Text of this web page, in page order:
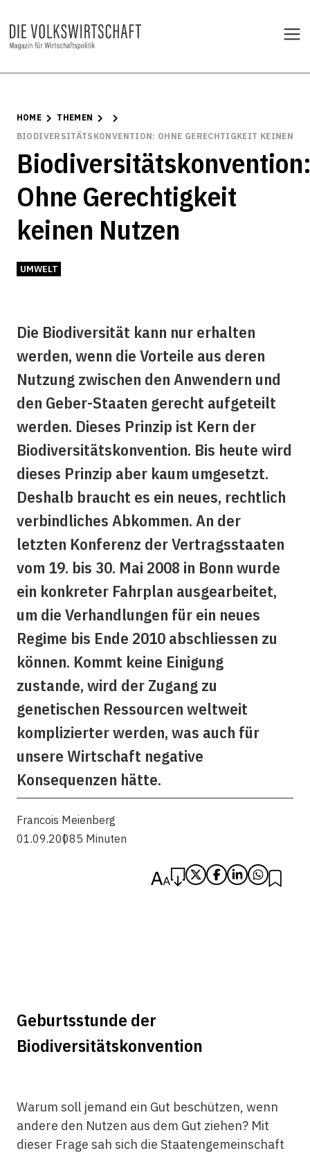
HOME
THEMEN
BIODIVERSITÄTSKONVENTION: OHNE GERECHTIGKEIT KEINEN
Ohne Gerechtigkeit
keinen Nutzen
UMWELT
Die Biodiversität kann nur erhalten
werden, wenn die Vorteile aus deren
Nutzung zwischen den Anwendern und
den Geber-Staaten gerecht aufgeteilt
werden. Dieses Prinzip ist Kern der
Biodiversitätskonvention. Bis heute wird
dieses Prinzip aber kaum umgesetzt.
Deshalb braucht es ein neues, rechtlich
verbindliches Abkommen. An der
letzten Konferenz der Vertragsstaaten
vom 19. bis 30. Mai 2008 in Bonn wurde
ein konkreter Fahrplan ausgearbeitet,
um die Verhandlungen für ein neues
Regime bis Ende 2010 abschliessen zu
können. Kommt keine Einigung
zustande, wird der Zugang zu
genetischen Ressourcen weltweit
komplizierter werden, was auch für
unsere Wirtschaft negative
Konsequenzen hätte.
Francois Meienberg
01.09.20085 Minuten
Geburtsstunde der
Biodiversitätskonvention
Warum soll jemand ein Gut beschützen, wenn
andere den Nutzen aus dem Gut ziehen? Mit
dieser Frage sah sich die Staatengemeinschaft